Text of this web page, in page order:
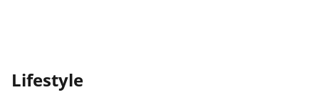
Lifestyle